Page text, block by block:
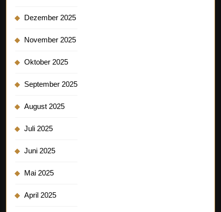
Dezember 2025
November 2025
Oktober 2025
September 2025
August 2025
Juli 2025
Juni 2025
Mai 2025
April 2025